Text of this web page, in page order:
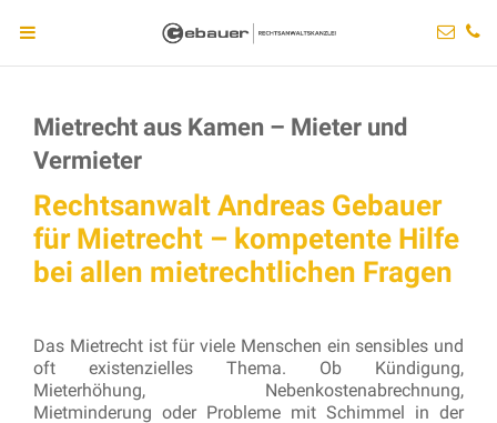
Mietrecht aus Kamen – Mieter und
Vermieter
Rechtsanwalt Andreas Gebauer
für Mietrecht – kompetente Hilfe
bei allen mietrechtlichen Fragen
Das Mietrecht ist für viele Menschen ein sensibles und
oft existenzielles Thema. Ob Kündigung,
Mieterhöhung, Nebenkostenabrechnung,
Mietminderung oder Probleme mit Schimmel in der